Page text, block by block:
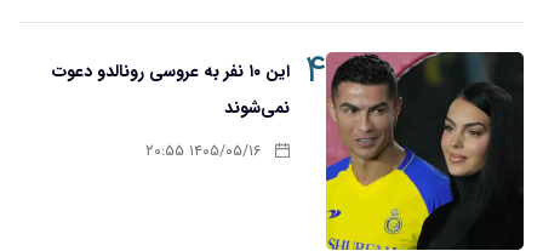
۴
این ۱۰ نفر به عروسی رونالدو دعوت
نمی‌شوند
۱۴۰۵/۰۵/۱۶ ۲۰:۵۵